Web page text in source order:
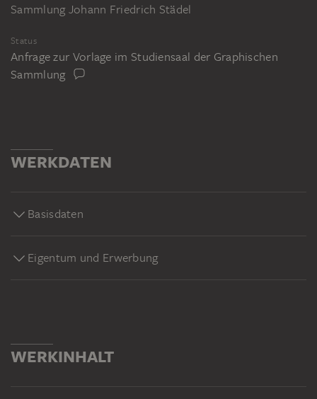
Sammlung Johann Friedrich Städel
Status
Anfrage zur Vorlage im Studiensaal der Graphischen
Sammlung
WERKDATEN
Basisdaten
Eigentum und Erwerbung
WERKINHALT